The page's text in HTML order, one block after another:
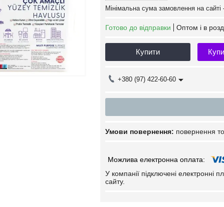
Мінімальна сума замовлення на
Готово до відправки Оптом і в
Купити
+380 (97) 422-60-60
повернення
У компанії підключені електронні
сайту.